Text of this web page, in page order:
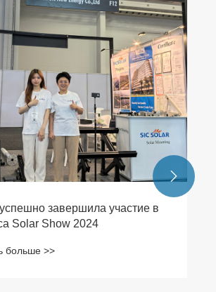
завершила участие в
Solar Show 2024
больше >>
